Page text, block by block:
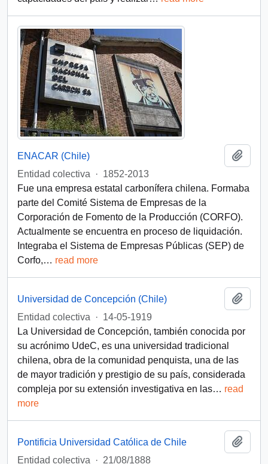
ENACAR (Chile)
Entidad colectiva
· 1852-2013
Fue una empresa estatal carbonífera chilena. Formaba
parte del Comité Sistema de Empresas de la
Corporación de Fomento de la Producción (CORFO).
Actualmente se encuentra en proceso de liquidación.
Integraba el Sistema de Empresas Públicas (SEP) de
Corfo,… read more
Universidad de Concepción (Chile)
Entidad colectiva
· 14-05-1919
La Universidad de Concepción, también conocida por
su acrónimo UdeC, es una universidad tradicional
chilena, obra de la comunidad penquista, una de las
de mayor tradición y prestigio de su país, considerada
compleja por su extensión investigativa en las… read
more
Pontificia Universidad Católica de Chile
Entidad colectiva
· 21/08/1888